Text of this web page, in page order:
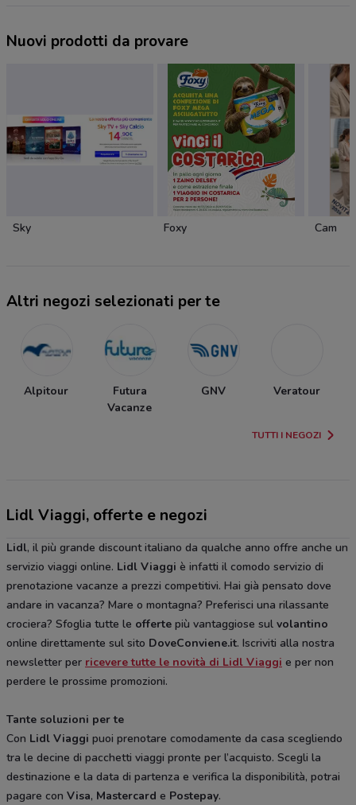
Nuovi prodotti da provare
Sky Foxy Cam
Altri negozi selezionati per te
Alpitour
Futura
Vacanze
GNV
Veratour
TUTTI I NEGOZI
Lidl Viaggi, offerte e negozi
Lidl, il più grande discount italiano da qualche anno offre anche un
servizio viaggi online. Lidl Viaggi è infatti il comodo servizio di
prenotazione vacanze a prezzi competitivi. Hai già pensato dove
andare in vacanza? Mare o montagna? Preferisci una rilassante
crociera? Sfoglia tutte le offerte più vantaggiose sul volantino
online direttamente sul sito DoveConviene.it. Iscriviti alla nostra
newsletter per ricevere tutte le novità di Lidl Viaggi e per non
perdere le prossime promozioni.
Tante soluzioni per te
Con Lidl Viaggi puoi prenotare comodamente da casa scegliendo
tra le decine di pacchetti viaggi pronte per l’acquisto. Scegli la
destinazione e la data di partenza e verifica la disponibilità, potrai
pagare con Visa, Mastercard e Postepay.